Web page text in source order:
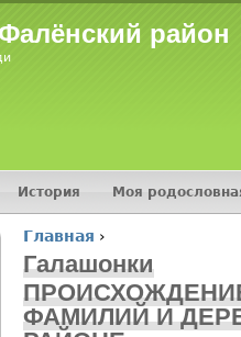
район
Вы здесь
Главная ›
Галашонки
ФАМИЛИЙ И
История Моя